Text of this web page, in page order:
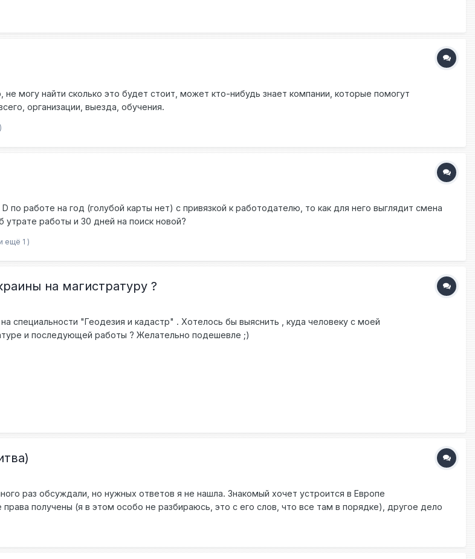
могу найти сколько это будет стоит, может кто-нибудь знает компании, которые помогут
организации, выезда, обучения.
по работе на год (голубой карты нет) с привязкой к работодателю, то как для него выглядит смена
работы и 30 дней на поиск новой?
ещё 1 )
на магистратуру ?
специальности "Геодезия и кадастр" . Хотелось бы выяснить , куда человеку с моей
и последующей работы ? Желательно подешевле ;)
раз обсуждали, но нужных ответов я не нашла. Знакомый хочет устроится в Европе
получены (я в этом особо не разбираюсь, это с его слов, что все там в порядке), другое дело
работу дальнобойщиком в Польше или Литве? Другая проблема - это языковый барьер. Берут ли